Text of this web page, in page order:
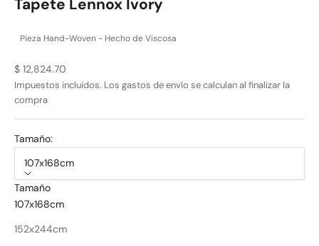
de
5
Tapete Lennox Ivory
Pieza Hand-Woven - Hecho de Viscosa
Precio de oferta
$ 12,824.70
Impuestos incluidos. Los gastos de envío se calculan al finalizar la
compra
Tamaño:
107x168cm
Tamaño
107x168cm
152x244cm